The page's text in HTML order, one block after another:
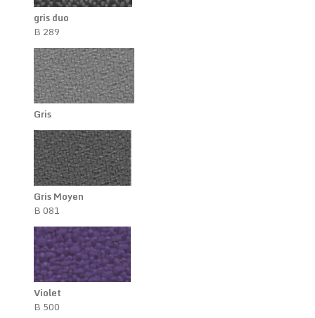
gris duo
B 289
Gris
Gris Moyen
B 081
Violet
B 500